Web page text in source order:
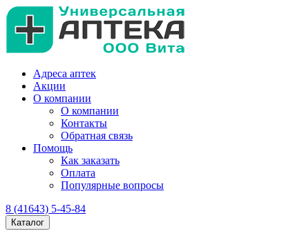
Адреса аптек
Акции
О компании
О компании
Контакты
Обратная связь
Помощь
Как заказать
Оплата
Популярные вопросы
8 (41643) 5-45-84
Каталог